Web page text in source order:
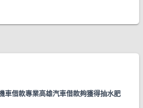
車借款專業高雄汽車借款夠獲得抽水肥